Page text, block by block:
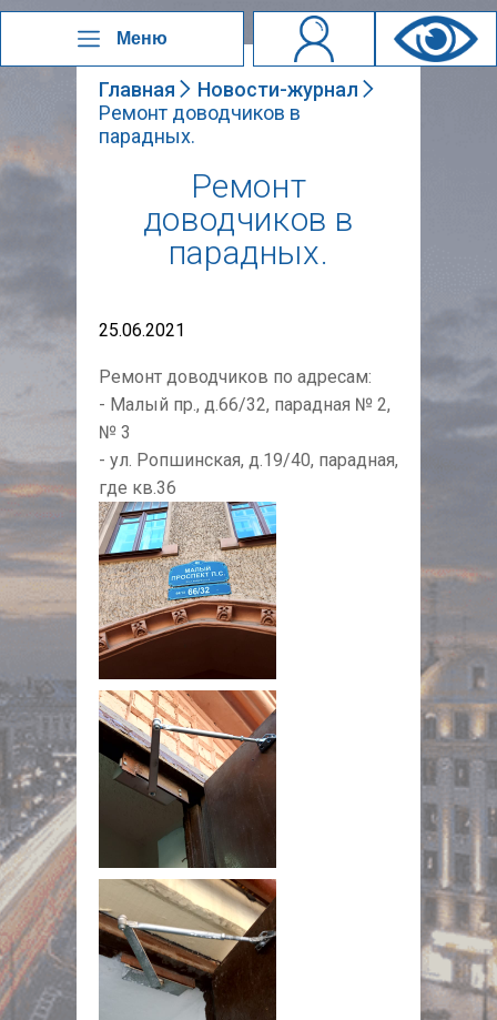
Меню
Главная
Новости-журнал
Ремонт доводчиков в
парадных.
Ремонт
доводчиков в
парадных.
25.06.2021
Ремонт доводчиков по адресам:
- Малый пр., д.66/32, парадная № 2,
№ 3
- ул. Ропшинская, д.19/40, парадная,
где кв.36
NULL
NULL
NULL